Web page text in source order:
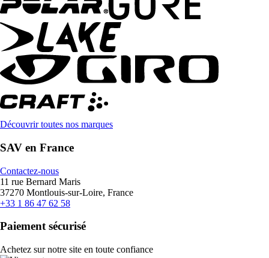
Découvrir toutes nos marques
SAV en France
Contactez-nous
11 rue Bernard Maris
37270 Montlouis-sur-Loire, France
+33 1 86 47 62 58
Paiement sécurisé
Achetez sur notre site en toute confiance